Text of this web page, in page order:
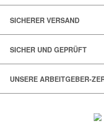
SICHERER VERSAND
SICHER UND GEPRÜFT
UNSERE ARBEITGEBER-